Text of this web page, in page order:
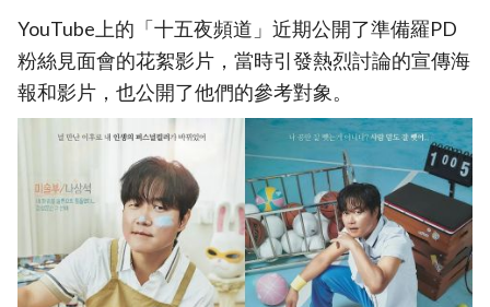
YouTube上的「十五夜頻道」近期公開了準備羅PD
粉絲見面會的花絮影片，當時引發熱烈討論的宣傳海
報和影片，也公開了他們的參考對象。